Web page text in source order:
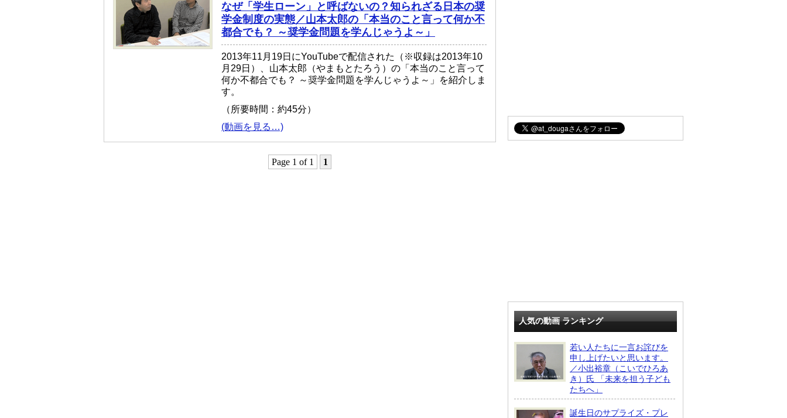
なぜ「学生ローン」と呼ばないの？知られざる日本の奨
学金制度の実態／山本太郎の「本当のこと言って何か不
都合でも？ ～奨学金問題を学んじゃうよ～」
2013年11月19日にYouTubeで配信された（※収録は2013年10
月29日）、山本太郎（やまもとたろう）の「本当のこと言って
何か不都合でも？ ～奨学金問題を学んじゃうよ～」を紹介しま
す。
（所要時間：約45分）
(動画を見る…)
Page 1 of 1 1
人気の動画 ランキング
若い人たちに一言お詫びを
申し上げたいと思います。
／小出裕章（こいでひろあ
き）氏 「未来を担う子ども
たちへ」
誕生日のサプライズ・プレ